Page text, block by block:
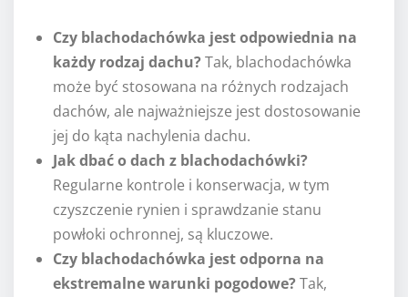
Czy blachodachówka jest odpowiednia na
każdy rodzaj dachu? Tak, blachodachówka
może być stosowana na różnych rodzajach
dachów, ale najważniejsze jest dostosowanie
jej do kąta nachylenia dachu.
Jak dbać o dach z blachodachówki?
Regularne kontrole i konserwacja, w tym
czyszczenie rynien i sprawdzanie stanu
powłoki ochronnej, są kluczowe.
Czy blachodachówka jest odporna na
ekstremalne warunki pogodowe? Tak,